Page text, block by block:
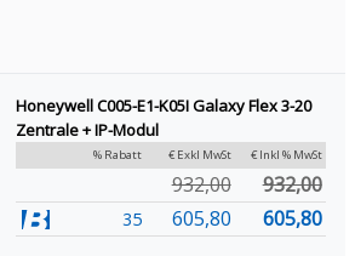
Honeywell C005-E1-K05I Galaxy Flex 3-20
Zentrale + IP-Modul
% Rabatt € Exkl MwSt € Inkl % MwSt
932,00 932,00
35 605,80 605,80